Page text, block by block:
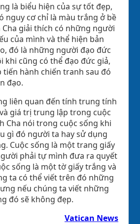
là biểu hiện của sự tốt đẹp,
nguy cơ chỉ là màu trắng ở bề
giải thích có những người
của mình và thể hiện bản
đó là những người đạo đức
khi cũng có thể đạo đức giả,
hành chiến tranh sau đó
đạo.
liên quan đến tính trung tính
giá trị trung lập trong cuộc
Cha nói trong cuộc sống khi
gì đó người ta hay sử dụng
Cuộc sống là một trang giấy
phải tự mình đưa ra quyết
sống là một tờ giấy trắng và
ta có thể viết trên đó những
nếu chúng ta viết những
đó sẽ không đẹp.
Vatican News